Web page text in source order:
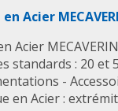
Acier
Acier
standards : 20 et
-
en Acier :